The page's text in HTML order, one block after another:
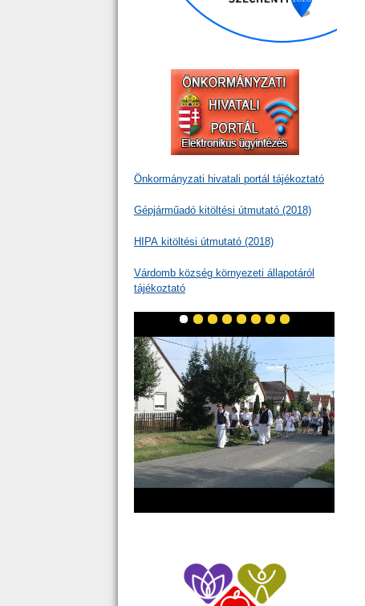
Önkormányzati hivatali portál tájékoztató
Gépjárműadó kitöltési útmutató (2018)
HIPA kitöltési útmutató (2018)
Várdomb község környezeti állapotáról
tájékoztató